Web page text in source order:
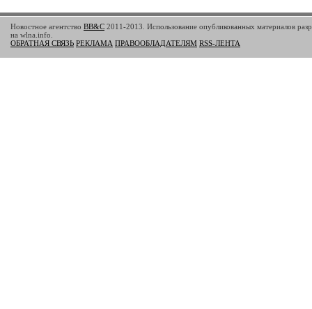
Новостное агентство BB&C 2011-2013. Использование опубликованных материалов
на wlna.info.
ОБРАТНАЯ СВЯЗЬ РЕКЛАМА ПРАВООБЛАДАТЕЛЯМ RSS-ЛЕНТА